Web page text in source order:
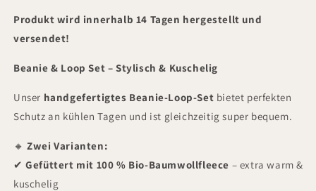
Produkt wird innerhalb 14 Tagen hergestellt und
versendet!
Beanie & Loop Set – Stylisch & Kuschelig
Unser handgefertigtes Beanie-Loop-Set bietet perfekten
Schutz an kühlen Tagen und ist gleichzeitig super bequem.
🔸 Zwei Varianten:
✔ Gefüttert mit 100 % Bio-Baumwollfleece – extra warm &
kuschelig